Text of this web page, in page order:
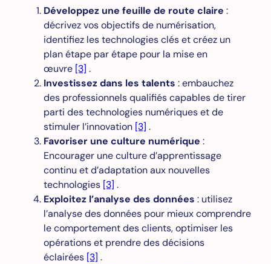
Développez une feuille de route claire :
décrivez vos objectifs de numérisation,
identifiez les technologies clés et créez un
plan étape par étape pour la mise en
œuvre [3] .
Investissez dans les talents : embauchez
des professionnels qualifiés capables de tirer
parti des technologies numériques et de
stimuler l’innovation [3] .
Favoriser une culture numérique :
Encourager une culture d’apprentissage
continu et d’adaptation aux nouvelles
technologies [3] .
Exploitez l’analyse des données : utilisez
l’analyse des données pour mieux comprendre
le comportement des clients, optimiser les
opérations et prendre des décisions
éclairées [3] .